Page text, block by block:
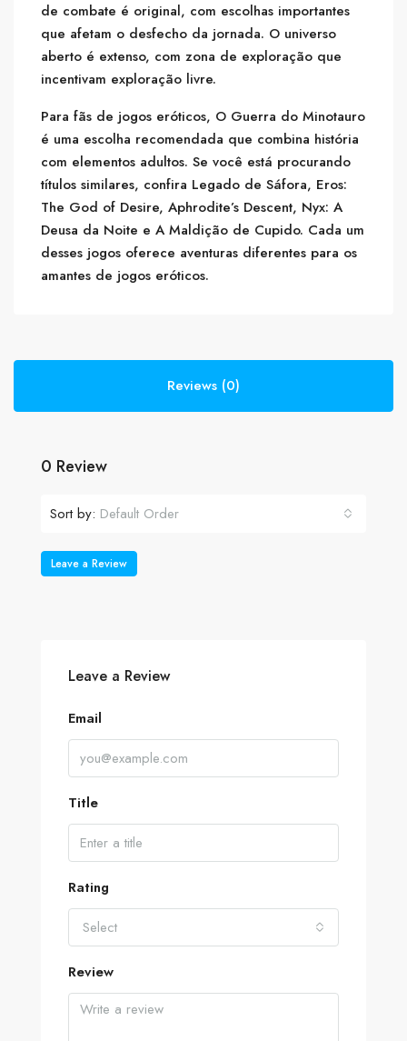
de combate é original, com escolhas importantes
que afetam o desfecho da jornada. O universo
aberto é extenso, com zona de exploração que
incentivam exploração livre.
Para fãs de jogos eróticos, O Guerra do Minotauro
é uma escolha recomendada que combina história
com elementos adultos. Se você está procurando
títulos similares, confira Legado de Sáfora, Eros:
The God of Desire, Aphrodite’s Descent, Nyx: A
Deusa da Noite e A Maldição de Cupido. Cada um
desses jogos oferece aventuras diferentes para os
amantes de jogos eróticos.
Reviews (0)
0 Review
Sort by: Default Order
Leave a Review
Leave a Review
Email
Title
Rating
Select
Review